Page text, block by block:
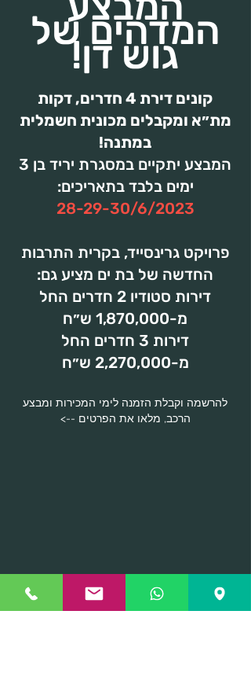
המדהים של
גוש דן!
קונים דירת 4 חדרים, דקות
מת״א ומקבלים מכונית חשמלית
במתנה!
המבצע יתקיים במסגרת יריד בן 3
ימים בלבד בתאריכים:
28-29-30/6/2023
פרויקט גרינסייד, בקרית התרבות
החדשה של בת ים מציע גם:
דירות סטודיו 2 חדרים החל
מ-1,870,000 ש״ח
דירות 3 חדרים החל
מ-2,270,000 ש״ח
להרשמה וקבלת הזמנה לימי המכירות ומבצע
הרכב, מלאו את הפרטים -->